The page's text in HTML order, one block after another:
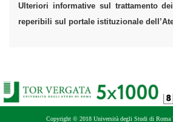
Ulteriori informative sul trattamento
reperibili sul portale istituzionale
Copyright © 2018 Università degli Studi di Roma